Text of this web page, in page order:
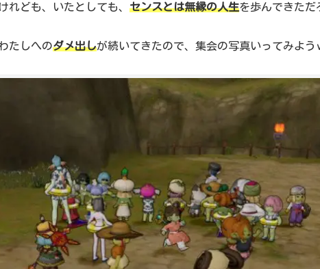
けれども、いたとしても、 センスとは無縁の人生を歩んできただ
たしへのダメ出しが続いてきたので、集会の写真いってみよう